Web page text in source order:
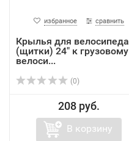
избранное сравнить
Крылья для велосипеда
(щитки) 24" к грузовому
велоси...
(0)
208 руб.
В корзину